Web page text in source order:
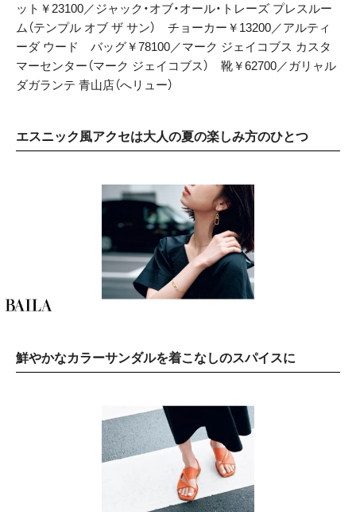
ット￥23100／ジャック・オブ・オール・トレーズ プレスルー
ム（テンプル オブ ザ サン） チョーカー￥13200／アルティ
ーダ ウード バッグ￥78100／マーク ジェイコブス カスタ
マーセンター（マーク ジェイコブス） 靴￥62700／ガリャル
ダガランテ 青山店（へリュー）
エスニック風アクセは大人の夏の楽しみ方のひとつ
鮮やかなカラーサンダルを着こなしのスパイスに